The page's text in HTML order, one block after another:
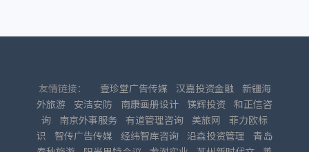
友情链接： 壹珍堂广告传媒 汉嘉投资金融
新疆海
外旅游
安洁安防 南康画册设计 镁辉投资 和正信咨
询
南京外事服务 有道管理咨询 美旅网
菲力欧标
识
智传广告传媒 经纬智库咨询 沿森投资管理
青岛